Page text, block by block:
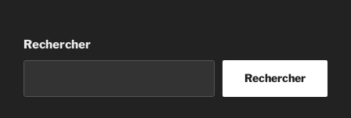
Rechercher
Rechercher